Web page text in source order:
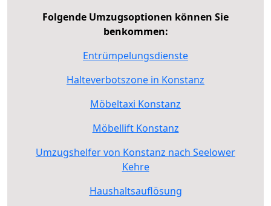
Folgende Umzugsoptionen können Sie
benkommen:
Entrümpelungsdienste
Halteverbotszone in Konstanz
Möbeltaxi Konstanz
Möbellift Konstanz
Umzugshelfer von Konstanz nach Seelower
Kehre
Haushaltsauflösung